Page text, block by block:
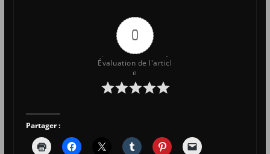
0
Évaluation de l'articl
e
Partager :